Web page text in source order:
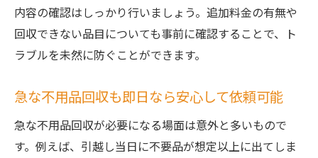
内容の確認はしっかり行いましょう。追加料金の有無や
回収できない品目についても事前に確認することで、ト
ラブルを未然に防ぐことができます。
急な不用品回収も即日なら安心して依頼可能
急な不用品回収が必要になる場面は意外と多いもので
す。例えば、引越し当日に不要品が想定以上に出てしま